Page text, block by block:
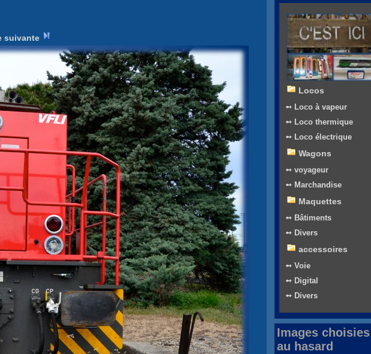
Locos
➻ Loco à vapeur
➻ Loco thermique
➻ Loco électrique
Wagons
➻ voyageur
➻ Marchandise
Maquettes
➻ Bâtiments
➻ Divers
accessoires
➻ Voie
➻ Digital
➻ Divers
Images choisies
au hasard